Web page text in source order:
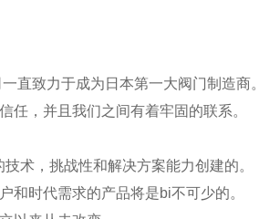
直致力于成为日本第一大阀门制造商。
任，并且我们之间有着牢固的联系。
术，挑战性和解决方案能力创建的。
和时代需求的产品将是bi不可少的。